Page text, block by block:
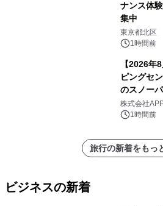
ナンス体
集中
東京都北区
1時間前
【2026年
ピングセ
のスノー
株式会社
1時間前
旅行の新着をもっ
ビジネスの新着